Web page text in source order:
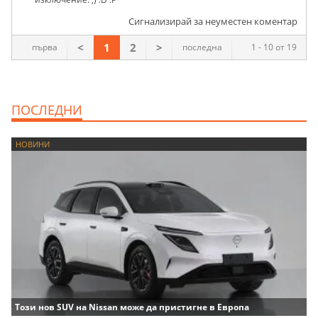
Сигнализирай за неуместен коментар
1 - 10 от 19
първа < 1 2 > последна
ПОСЛЕДНИ
НОВИНИ
Този нов SUV на Nissan може да пристигне в Европа